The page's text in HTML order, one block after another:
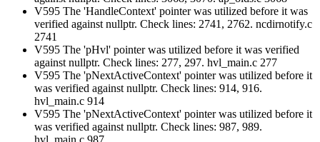
V595 The 'HandleContext' pointer was utilized before it was
verified against nullptr. Check lines: 2741, 2762. ncdirnotify.c
2741
V595 The 'pHvl' pointer was utilized before it was verified
against nullptr. Check lines: 277, 297. hvl_main.c 277
V595 The 'pNextActiveContext' pointer was utilized before it
was verified against nullptr. Check lines: 914, 916.
hvl_main.c 914
V595 The 'pNextActiveContext' pointer was utilized before it
was verified against nullptr. Check lines: 987, 989.